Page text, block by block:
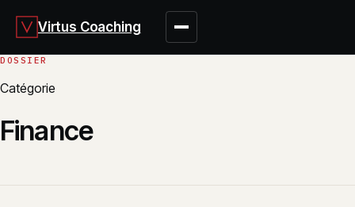
Virtus Coaching
Catégorie
Finance